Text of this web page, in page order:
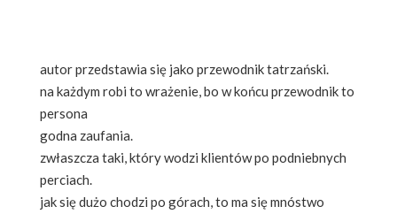
autor przedstawia się jako przewodnik tatrzański.
na każdym robi to wrażenie, bo w końcu przewodnik to
persona
godna zaufania.
zwłaszcza taki, który wodzi klientów po podniebnych
perciach.
jak się dużo chodzi po górach, to ma się mnóstwo